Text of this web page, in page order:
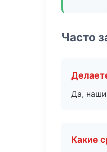
Часто
Да,
Какие